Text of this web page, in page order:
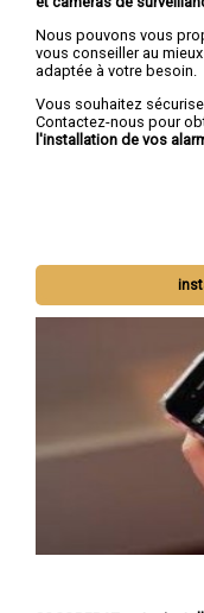
Nous pouvons vous
vous conseiller au
adaptée à votre besoin.
Vous souhaitez
Contactez-nous pour
l'installation de vos